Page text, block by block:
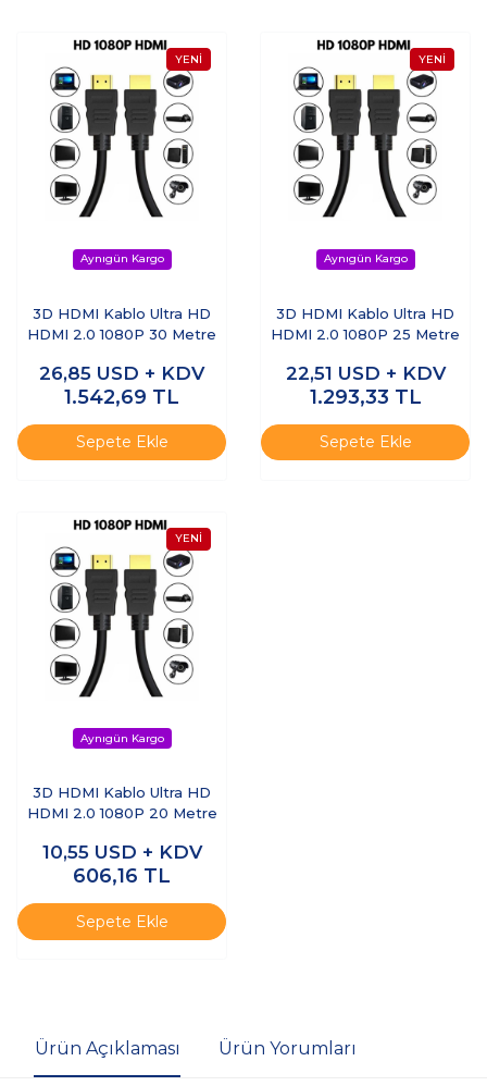
3D HDMI Kablo Ultra HD
HDMI 2.0 1080P 30 Metre
26,85 USD + KDV
1.542,69 TL
Sepete Ekle
3D HDMI Kablo Ultra HD
HDMI 2.0 1080P 25 Metre
22,51 USD + KDV
1.293,33 TL
Sepete Ekle
3D HDMI Kablo Ultra HD
HDMI 2.0 1080P 20 Metre
10,55 USD + KDV
606,16 TL
Sepete Ekle
Ürün Açıklaması Ürün Yorumları